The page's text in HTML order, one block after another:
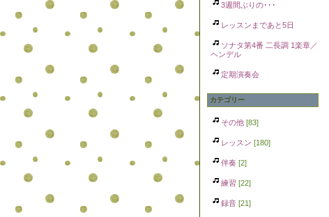
3週間ぶりの･･･
レッスンまであと5日
ソナタ第4番 二長調 1楽章／
ヘンデル
定期演奏会
カテゴリー
その他 [83]
レッスン [180]
伴奏 [2]
練習 [22]
録音 [21]